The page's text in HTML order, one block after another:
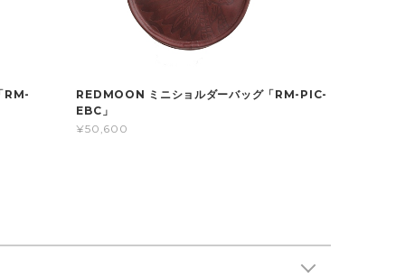
RM-
REDMOON ミニショルダーバッグ「RM-PIC-
EBC」
¥50,600